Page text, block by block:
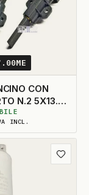
CON
5X13.5
DESTRA
INCL.